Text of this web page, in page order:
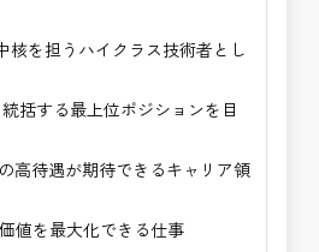
適正化指導業務
業務
・マネジメント業務
法につきましては、基本的に
。
核を担うハイクラス技術者とし
括する最上位ポジションを目
高待遇が期待できるキャリア領
値を最大化できる仕事